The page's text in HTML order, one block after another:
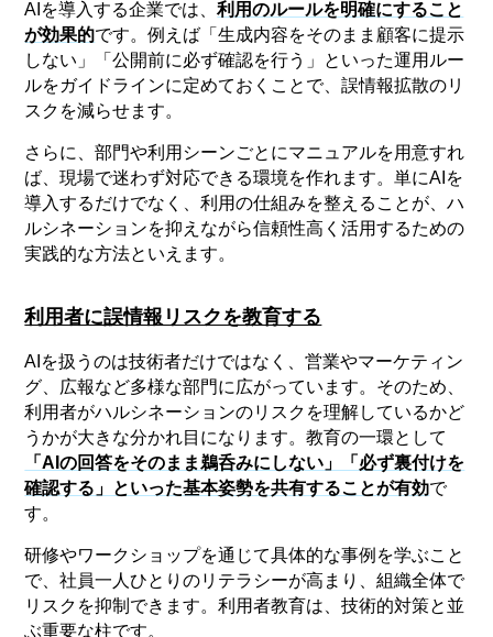
AIを導入する企業では、利用のルールを明確にすること
が効果的です。例えば「生成内容をそのまま顧客に提示
しない」「公開前に必ず確認を行う」といった運用ルー
ルをガイドラインに定めておくことで、誤情報拡散のリ
スクを減らせます。
さらに、部門や利用シーンごとにマニュアルを用意すれ
ば、現場で迷わず対応できる環境を作れます。単にAIを
導入するだけでなく、利用の仕組みを整えることが、ハ
ルシネーションを抑えながら信頼性高く活用するための
実践的な方法といえます。
利用者に誤情報リスクを教育する
AIを扱うのは技術者だけではなく、営業やマーケティン
グ、広報など多様な部門に広がっています。そのため、
利用者がハルシネーションのリスクを理解しているかど
うかが大きな分かれ目になります。教育の一環として
「AIの回答をそのまま鵜呑みにしない」「必ず裏付けを
確認する」といった基本姿勢を共有することが有効で
す。
研修やワークショップを通じて具体的な事例を学ぶこと
で、社員一人ひとりのリテラシーが高まり、組織全体で
リスクを抑制できます。利用者教育は、技術的対策と並
ぶ重要な柱です。